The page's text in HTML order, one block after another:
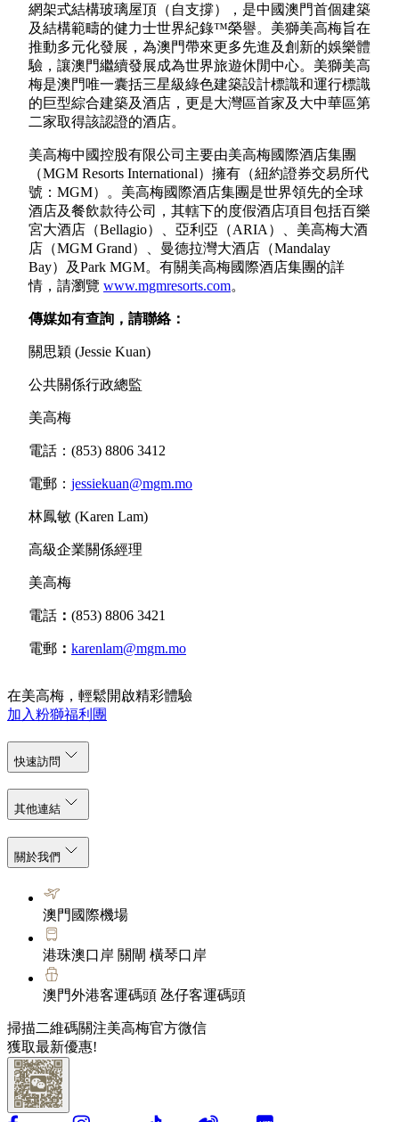
網架式結構玻璃屋頂（自支撐），是中國澳門首個建築
及結構範疇的健力士世界紀錄™榮譽。美獅美高梅旨在
推動多元化發展，為澳門帶來更多先進及創新的娛樂體
驗，讓澳門繼續發展成為世界旅遊休閒中心。美獅美高
梅是澳門唯一囊括三星級綠色建築設計標識和運行標識
的巨型綜合建築及酒店，更是大灣區首家及大中華區第
二家取得該認證的酒店。
美高梅中國控股有限公司主要由美高梅國際酒店集團
（MGM Resorts International）擁有（紐約證券交易所代
號：MGM）。美高梅國際酒店集團是世界領先的全球
酒店及餐飲款待公司，其轄下的度假酒店項目包括百樂
宮大酒店（Bellagio）、亞利亞（ARIA）、美高梅大酒
店（MGM Grand）、曼德拉灣大酒店（Mandalay
Bay）及Park MGM。有關美高梅國際酒店集團的詳
情，請瀏覽 www.mgmresorts.com。
傳媒如有查詢，請聯絡：
關思穎 (Jessie Kuan)
公共關係行政總監
美高梅
電話：(853) 8806 3412
電郵： jessiekuan@mgm.mo
林鳳敏 (Karen Lam)
高級企業關係經理
美高梅
電話 ： (853) 8806 3421
電郵 ： karenlam@mgm.mo
在美高梅，輕鬆開啟精彩體驗
加入粉獅福利團
快速訪問
其他連結
關於我們
澳門國際機場
港珠澳口岸 關閘 橫琴口岸
澳門外港客運碼頭 氹仔客運碼頭
掃描二維碼關注美高梅官方微信
獲取最新優惠!